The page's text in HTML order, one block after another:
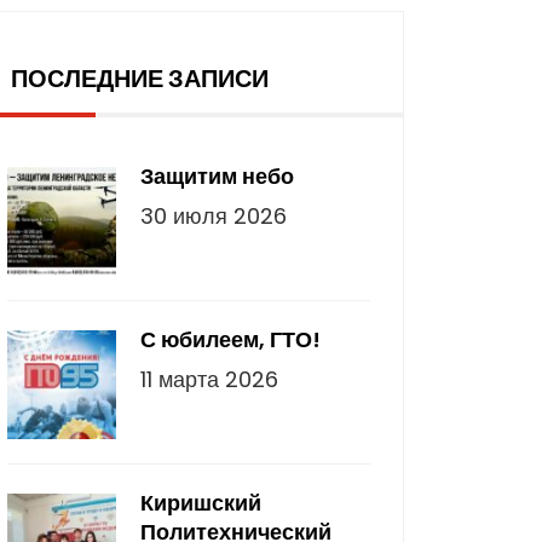
ПОСЛЕДНИЕ ЗАПИСИ
Защитим небо
30 июля 2026
С юбилеем, ГТО!
11 марта 2026
Киришский
Политехнический